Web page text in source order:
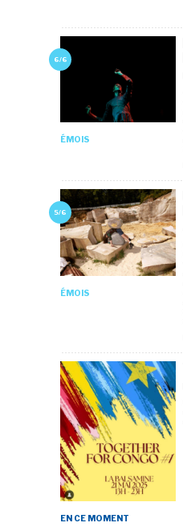
6/6
ÉMOIS
5/6
ÉMOIS
EN CE MOMENT